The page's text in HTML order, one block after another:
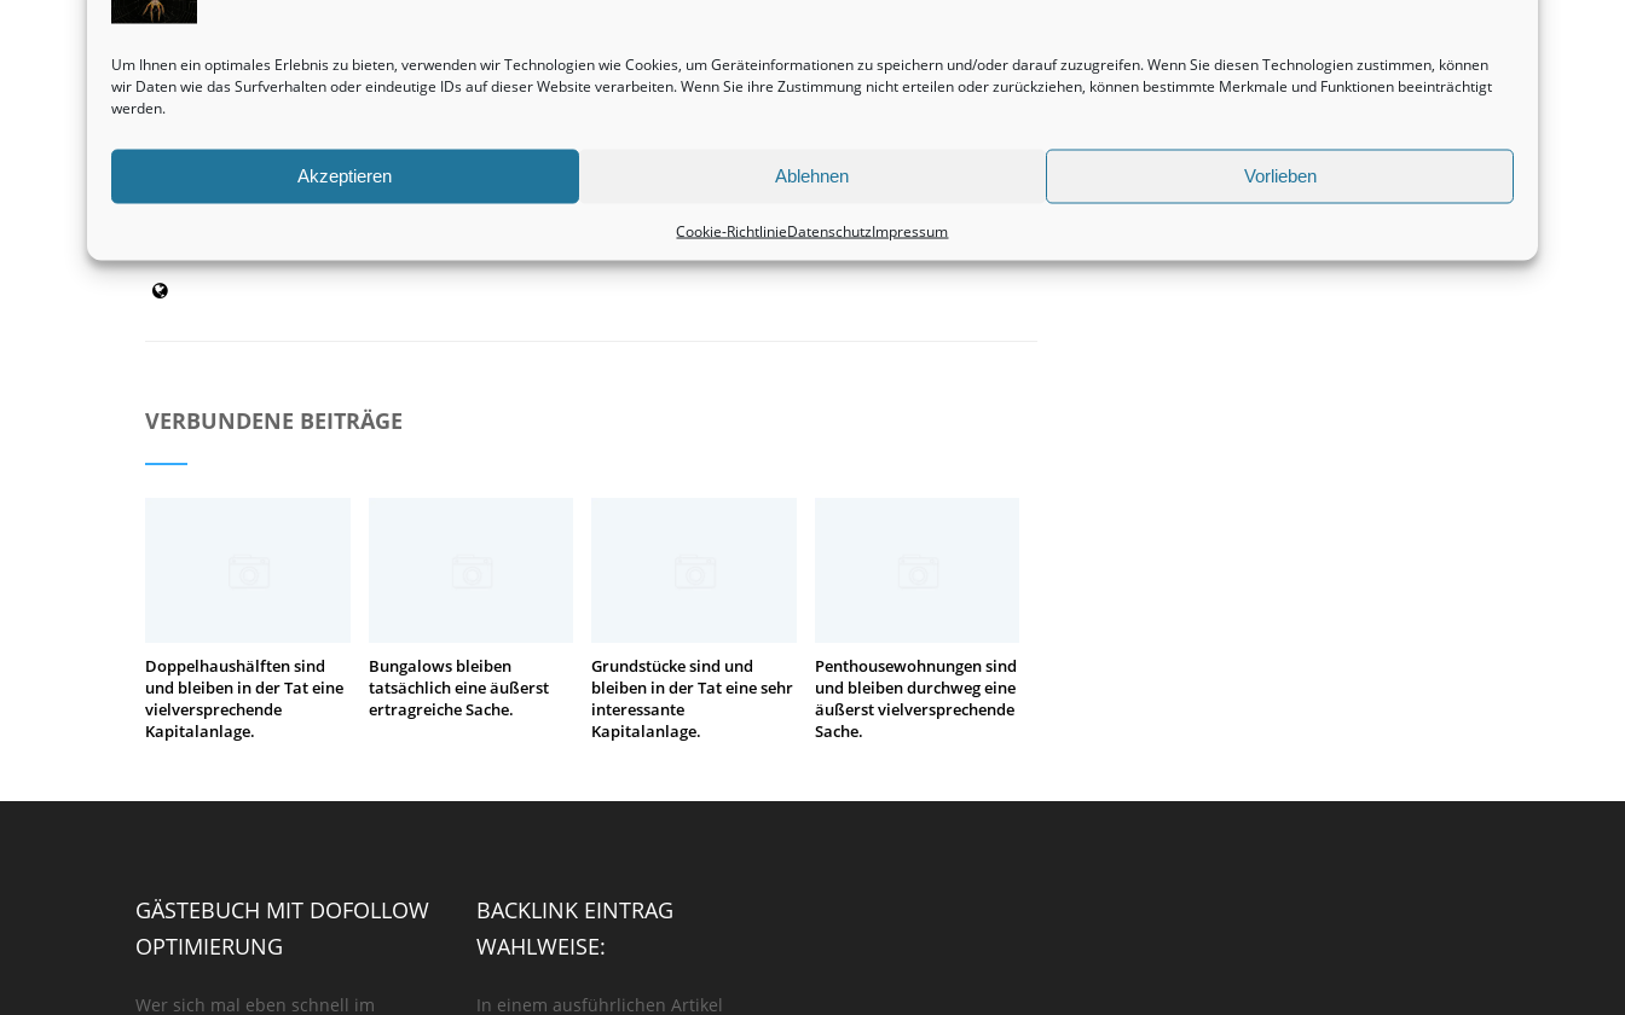
Um Ihnen ein optimales Erlebnis zu bieten, verwenden wir Technologien wie Cookies, um Geräteinformationen zu speichern und/oder darauf zuzugreifen. Wenn Sie diesen Technologien zustimmen, können
wir Daten wie das Surfverhalten oder eindeutige IDs auf dieser Website verarbeiten. Wenn Sie ihre Zustimmung nicht erteilen oder zurückziehen, können bestimmte Merkmale und Funktionen beeinträchtigt
werden.
Akzeptieren Ablehnen Vorlieben
Cookie-RichtlinieDatenschutzImpressum
Doppelhaushälften sind und bleiben grundsätzlich
eine sehr gewinnbringende Investition.
Immobilienvermittlung
Grundstücke sind immer eine absolut ertragreiche
Investition.
VERBUNDENE BEITRÄGE
Doppelhaushälften sind
und bleiben in der Tat eine
vielversprechende
Kapitalanlage.
Bungalows bleiben
tatsächlich eine äußerst
ertragreiche Sache.
Grundstücke sind und
bleiben in der Tat eine sehr
interessante
Kapitalanlage.
Penthousewohnungen sind
und bleiben durchweg eine
äußerst vielversprechende
Sache.
GÄSTEBUCH MIT DOFOLLOW
OPTIMIERUNG
Wer sich mal eben schnell im
BACKLINK EINTRAG
WAHLWEISE:
In einem ausführlichen Artikel